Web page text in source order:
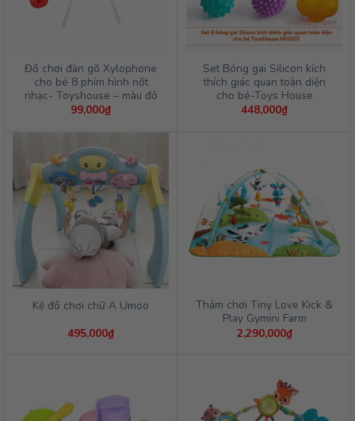
Đồ chơi đàn gõ Xylophone
cho bé 8 phím hình nốt
nhạc- Toyshouse – màu đỏ
99,000₫
Set Bóng gai Silicon kích
thích giác quan toàn diện
cho bé-Toys House
448,000₫
Kệ đồ chơi chữ A Umoo
495,000₫
Thảm chơi Tiny Love Kick &
Play Gymini Farm
2,290,000₫